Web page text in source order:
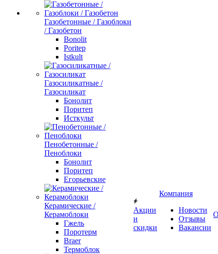
Газобетонные / Газоблоки
/ Газобетон
Bonolit
Poritep
Istkult
Газосиликатные /
Газосиликат
Бонолит
Поритеп
Исткульт
Пенобетонные /
Пеноблоки
Бонолит
Поритеп
Егорьевские
Керамические /
Керамоблоки
Гжель
Поротерм
Braer
Термоблок
Акции
и
скидки
Компания
Новости
Отзывы
Вакансии